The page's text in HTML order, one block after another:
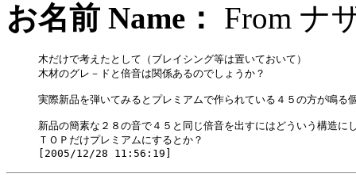
お名前 Name：
木だけで考えたとして（ブレイシング等は置いておいて）
木材のグレ－ドと倍音は関係あるのでしょうか？
実際新品を弾いてみるとプレミアムで作られている４５の方が鳴
新品の簡素な２８の音で４５と同じ倍音を出すにはどういう構造に
ＴＯＰだけプレミアムにするとか？